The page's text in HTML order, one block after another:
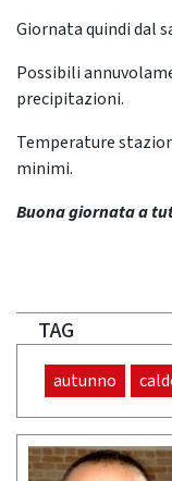
Giornata quindi dal
Possibili
precipitazioni.
Temperature
minimi.
Buona giornata a
TAG
autunno